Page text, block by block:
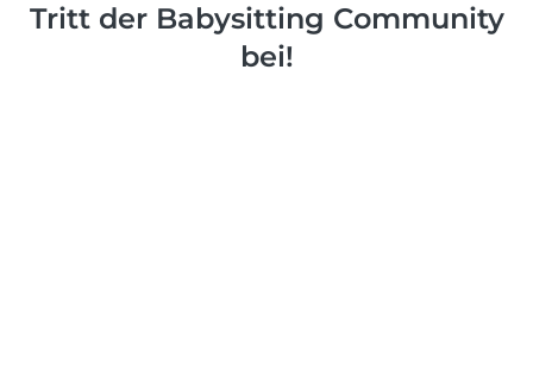
Tritt der Babysitting Community
bei!